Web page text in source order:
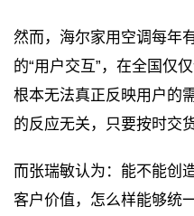
然而，海尔家用空调每年
的“用户交互”，在全国仅
根本无法真正反映用户的
的反应无关，只要按时交
而张瑞敏认为：能不能创
客户价值，怎么样能够统